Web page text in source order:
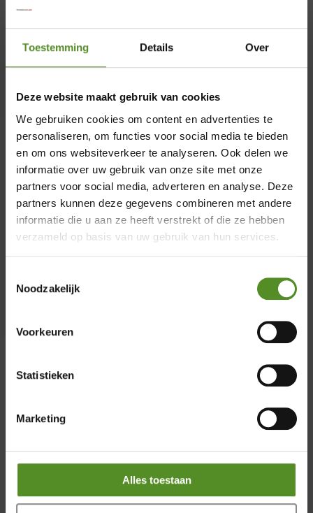
Toestemming Details Over
Deze website maakt gebruik van cookies
We gebruiken cookies om content en advertenties te
personaliseren, om functies voor social media te bieden
en om ons websiteverkeer te analyseren. Ook delen we
informatie over uw gebruik van onze site met onze
partners voor social media, adverteren en analyse. Deze
partners kunnen deze gegevens combineren met andere
informatie die u aan ze heeft verstrekt of die ze hebben
verzameld op basis van uw gebruik van hun services.
Noodzakelijk
Voorkeuren
Statistieken
Marketing
Alles toestaan
Al meer dan twee decennia, sinds onze
oprichting in 1995, zijn wij een
toonaangevende aanbieder van
geschiedenis is de ontwikkeling van het
ErkendMatras®, ons kroonjuweel, dat door
de jaren heen talloze innovaties en
verbeteringen heeft ondergaan en nu een
ongeëvenaarde perfectie heeft bereikt. Als
trotse officiële partner van ErkendMatras
biedt Merkmatrassen niet alleen
producten van topkwaliteit, maar ook een
Showroom Breda
Vrijdag 12:00 – 17:00
Zondag 12:00 – 17:00
×